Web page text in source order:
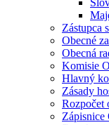
Zástupca
Obecné
Obecná
Komisie
Hlavný
Zásady
Rozpočet
Zápisnice